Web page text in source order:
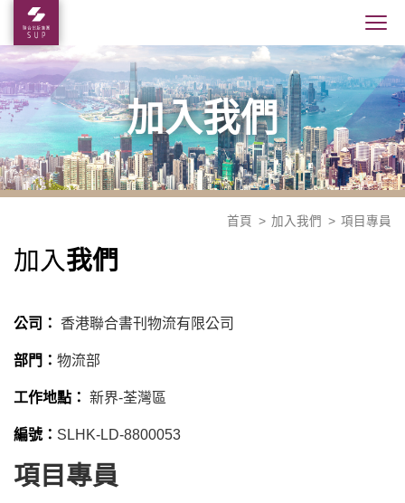
加入我們
首頁 加入我們 項目專員
加入我們
公司： 香港聯合書刊物流有限公司
部門： 物流部
工作地點： 新界-荃灣區
編號： SLHK-LD-8800053
項目專員